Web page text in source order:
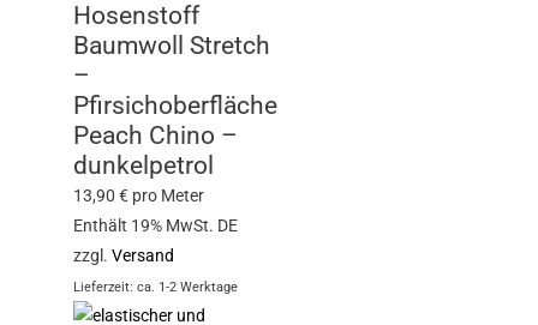
Hosenstoff
Baumwoll Stretch
–
Pfirsichoberfläche
Peach Chino –
dunkelpetrol
13,90€ pro Meter
Enthält 19% MwSt. DE
zzgl.Versand
Lieferzeit: ca. 1-2 Werktage